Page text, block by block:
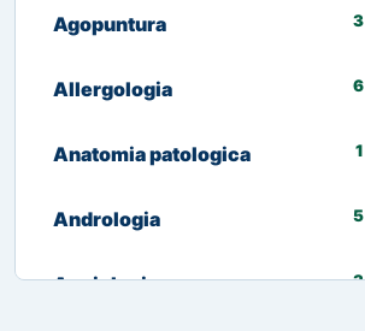
Agopuntura 3
Allergologia 6
Anatomia patologica 1
Andrologia 5
Angiologia 3